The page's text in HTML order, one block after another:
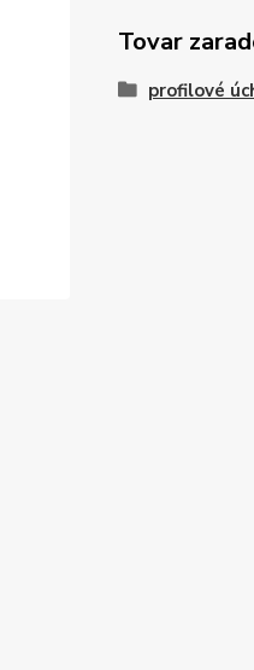
Tovar
profilové